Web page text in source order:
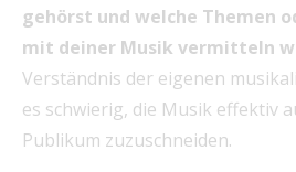
gehörst und welche Themen
mit deiner Musik vermitteln
Verständnis der eigenen
es schwierig, die Musik effektiv
Publikum zuzuschneiden.